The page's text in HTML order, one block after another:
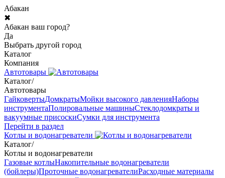
Абакан
✖
Абакан ваш город?
Да
Выбрать другой город
Каталог
Компания
Автотовары
Каталог/
Автотовары
ГайковертыДомкратыМойки высокого давленияНаборы
инструментаПолировальные машиныСтеклодомкраты и
вакуумные присоскиСумки для инструмента
Перейти в раздел
Котлы и водонагреватели
Каталог/
Котлы и водонагреватели
Газовые котлыНакопительные водонагреватели
(бойлеры)Проточные водонагревателиРасходные материалы